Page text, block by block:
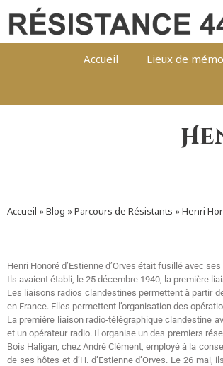
Accueil Lieux de
Accueil »Blog »Parcours de Résistants »Henri
Henri Honoré d’Estienne d’Orves était fusillé avec
Ils avaient établi, le 25 décembre 1940, la première
Les liaisons radios clandestines permettent à partir
en France. Elles permettent l’organisation des
La première liaison radio-télégraphique clandestine
et un opérateur radio. Il organise un des premiers
Bois Haligan, chez André Clément, employé à la
de ses hôtes et d’H. d’Estienne d’Orves. Le 26